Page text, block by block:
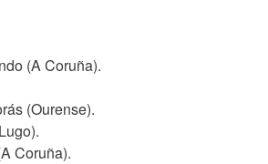
(A Coruña).
(Ourense).
Coruña).